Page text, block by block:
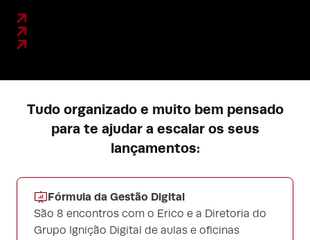
Tudo organizado e muito bem pensado
para te ajudar a escalar os seus
lançamentos:
Fórmula da Gestão Digital
São 8 encontros com o Erico e a Diretoria do
Grupo Ignição Digital de aulas e oficinas